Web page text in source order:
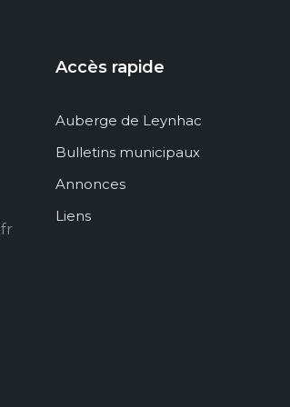
Accès rapide
Auberge de Leynhac
Bulletins municipaux
Annonces
Liens